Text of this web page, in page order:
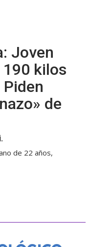
Joven
kilos
de
de 22 años,